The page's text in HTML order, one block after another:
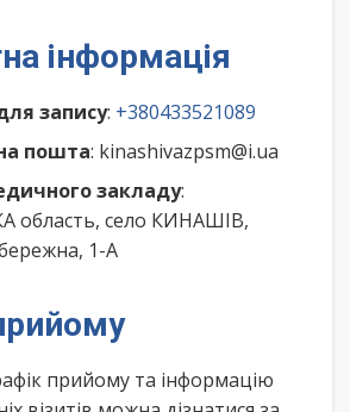
інформація
запису: +380433521089
пошта: kinashivazpsm@i.ua
закладу:
область, село КИНАШІВ,
1-А
прийому та інформацію